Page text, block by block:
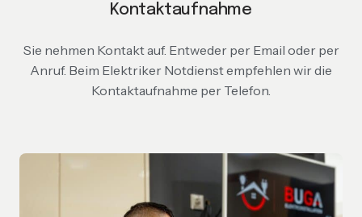
Kontaktaufnahme
Sie nehmen Kontakt auf. Entweder per Email oder per
Anruf. Beim Elektriker Notdienst empfehlen wir die
Kontaktaufnahme per Telefon.